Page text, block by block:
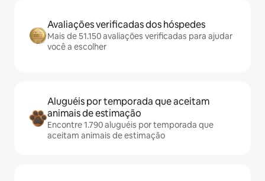
Avaliações verificadas dos hóspedes
Mais de 51.150 avaliações verificadas para ajudar
você a escolher
Aluguéis por temporada que aceitam
animais de estimação
Encontre 1.790 aluguéis por temporada que
aceitam animais de estimação